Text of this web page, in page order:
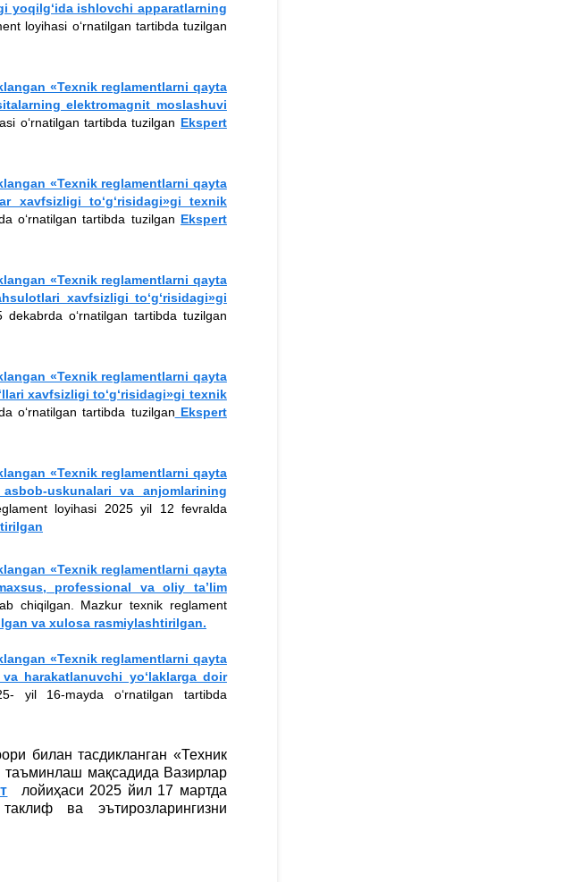
yoqilg‘ida ishlovchi apparatlarning
loyihasi o‘rnatilgan tartibda tuzilgan
«Texnik reglamentlarni qayta
elektromagnit moslashuvi
o‘rnatilgan tartibda tuzilgan Ekspert
«Texnik reglamentlarni qayta
xavfsizligi to‘g‘risidagi»gi texnik
o‘rnatilgan tartibda tuzilgan Ekspert
«Texnik reglamentlarni qayta
xavfsizligi to‘g‘risidagi»gi
o‘rnatilgan tartibda tuzilgan
«Texnik reglamentlarni qayta
xavfsizligi to‘g‘risidagi»gi texnik
o‘rnatilgan tartibda tuzilgan Ekspert
«Texnik reglamentlarni qayta
asbob-uskunalari va anjomlarining
loyihasi 2025 yil 12 fevralda
«Texnik reglamentlarni qayta
professional va oliy ta’lim
chiqilgan. Mazkur texnik reglament
va xulosa rasmiylashtirilgan.
«Texnik reglamentlarni qayta
va harakatlanuvchi yo‘laklarga doir
yil 16-mayda o‘rnatilgan tartibda
билан тасдикланган «Техник
таъминлаш мақсадида Вазирлар
лойиҳаси 2025 йил 17 мартда
ва эътирозларингизни